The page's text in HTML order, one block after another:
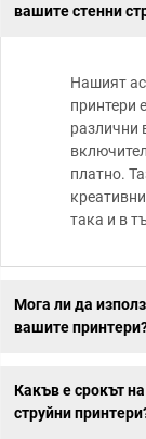
вашите стенни
Нашият
принтери
различни
платно.
така и в
Мога ли да
вашите
Какъв е срокът
струйни